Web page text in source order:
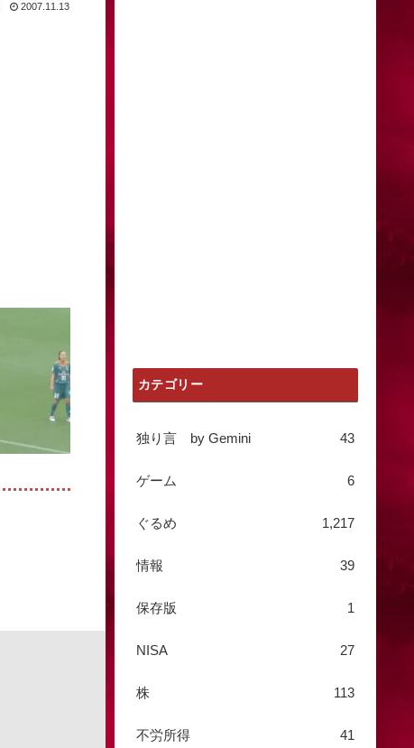
2007.11.13
カテゴリー
独り言 by Gemini 43
ゲーム 6
ぐるめ 1,217
情報 39
保存版 1
NISA 27
株 113
不労所得 41